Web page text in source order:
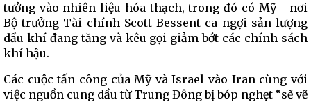
tưởng vào nhiên liệu hóa thạch, trong đó có Mỹ - nơi
Bộ trưởng Tài chính Scott Bessent ca ngợi sản lượng
dầu khí đang tăng và kêu gọi giảm bớt các chính sách
khí hậu.
Các cuộc tấn công của Mỹ và Israel vào Iran cùng với
việc nguồn cung dầu từ Trung Đông bị bóp nghẹt “sẽ vẽ